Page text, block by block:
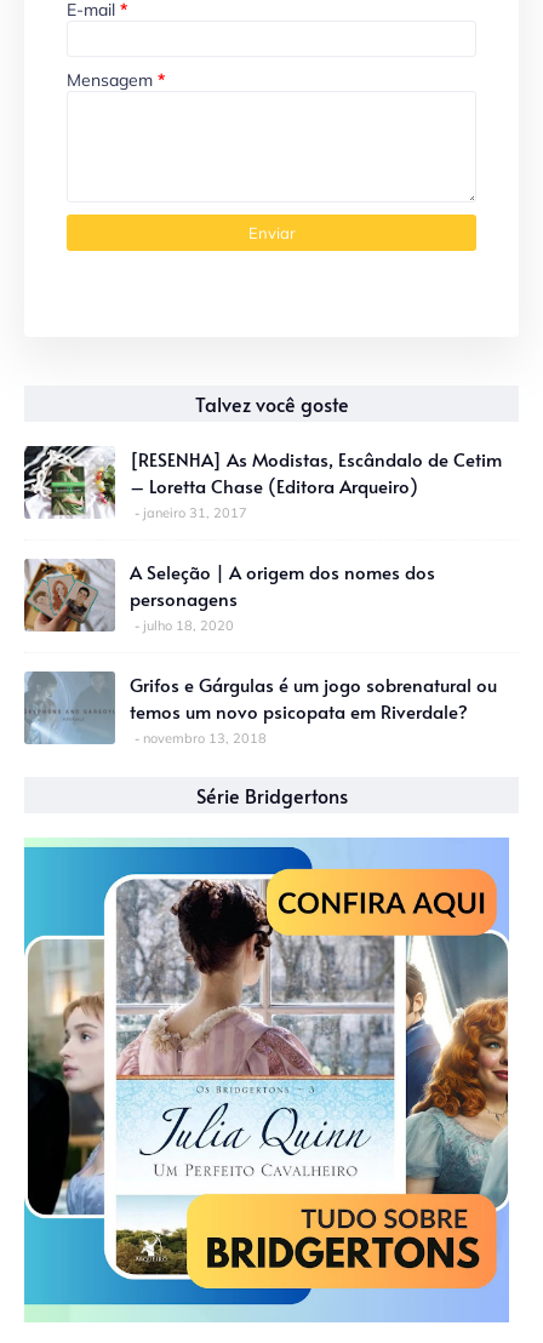
E-mail *
Mensagem *
Talvez você goste
[RESENHA] As Modistas, Escândalo de Cetim
– Loretta Chase (Editora Arqueiro)
janeiro 31, 2017
A Seleção | A origem dos nomes dos
personagens
julho 18, 2020
Grifos e Gárgulas é um jogo sobrenatural ou
temos um novo psicopata em Riverdale?
novembro 13, 2018
Série Bridgertons